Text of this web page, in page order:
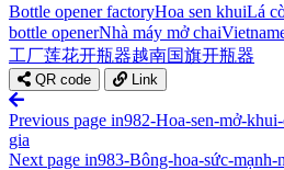
Bottle opener factoryHoa sen khuiLá
bottle openerNhà máy mở chai
工厂莲花开瓶器越南国旗开瓶器
QR code Link
Previous page in982-Hoa-sen-mở-
gia
Next page in983-Bông-hoa-sức-mạnh-